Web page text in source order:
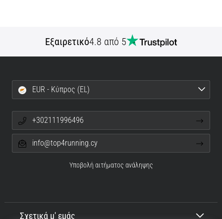
Εξαιρετικό4.8 από 5
Σχετικά μ' εμάς
EUR - Κύπρος (EL)
+302111996496
info@top4running.cy
Υποβολή αιτήματος ανάληψης